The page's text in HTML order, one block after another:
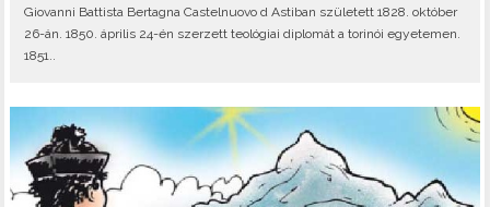
Giovanni Battista Bertagna Castelnuovo d Astiban született 1828. október
26-án. 1850. április 24-én szerzett teológiai diplomát a torinói egyetemen.
1851..